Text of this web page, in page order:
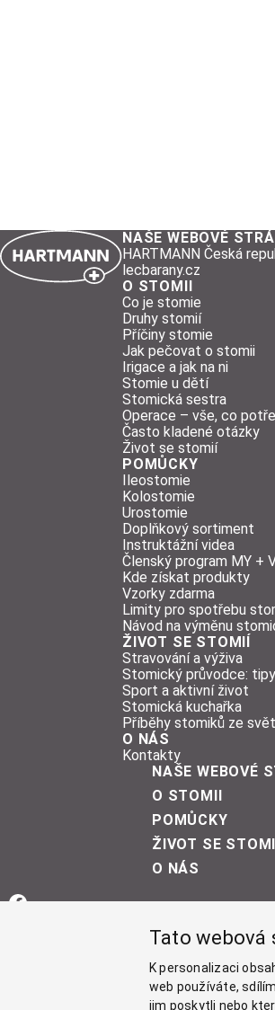
Tato webová
K personalizaci
web používáte,
jim poskytli nebo
NAŠE WEBOVÉ
HARTMANN Česká
lecbarany.cz
O STOMII
Co je stomie
Druhy stomií
Příčiny stomie
Jak pečovat o stomii
Irigace a jak na ni
Stomie u dětí
Stomická sestra
Operace – vše, co
Často kladené otázky
Život se stomií
POMŮCKY
Ileostomie
Kolostomie
Urostomie
Doplňkový sortiment
Instruktážní videa
Členský program MY +
Kde získat produkty
Vzorky zdarma
Limity pro spotřebu
Návod na výměnu
ŽIVOT SE STOMIÍ
Stravování a výživa
Stomický průvodce:
Sport a aktivní život
Stomická kuchařka
Příběhy stomiků ze
O NÁS
Kontakty
NAŠE WEBOVÉ
O STOMII
POMŮCKY
ŽIVOT SE
O NÁS
Facebook